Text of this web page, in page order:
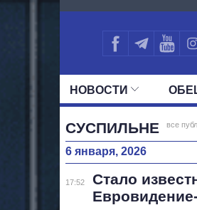
1356
НОВОСТИ
ВСЕ
СУСПИЛЬНЕ все
6 января, 2026
17:52
Стало